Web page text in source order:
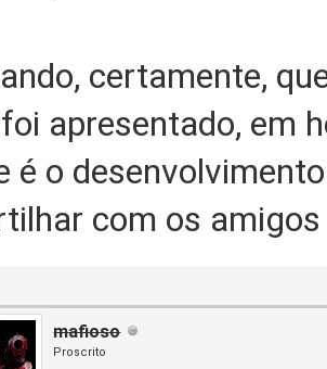
certamente,
apresentado, em
é o
com os
mafioso
Proscrito